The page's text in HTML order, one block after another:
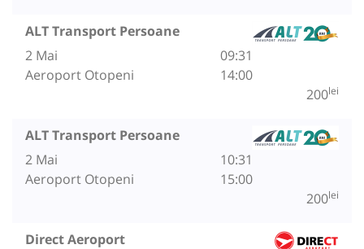
ALT Transport Persoane
2 Mai
Aeroport Otopeni
09:31
14:00
200lei
ALT Transport Persoane
2 Mai
Aeroport Otopeni
10:31
15:00
200lei
Direct Aeroport